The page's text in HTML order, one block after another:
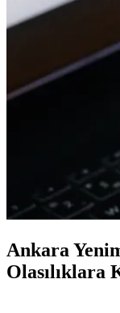
Ankara
Olasılıklara